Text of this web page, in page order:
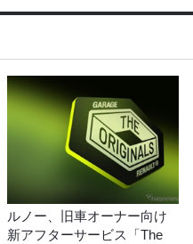
ルノー、旧車オーナー向け
新アフターサービス「The